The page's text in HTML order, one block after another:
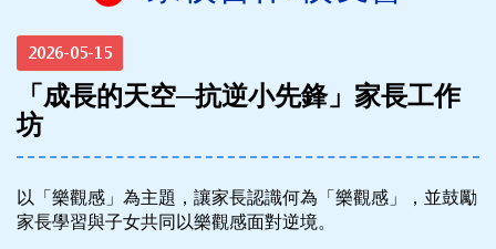
2026-05-15
「成長的天空─抗逆小先鋒」家長工作
坊
以「樂觀感」為主題，讓家長認識何為「樂觀感」，並鼓勵
家長學習與子女共同以樂觀感面對逆境。